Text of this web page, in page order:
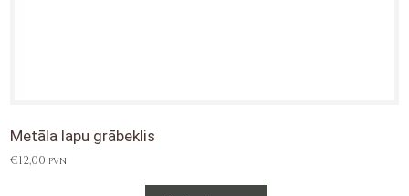
Metāla lapu grābeklis
€12,00 PVN